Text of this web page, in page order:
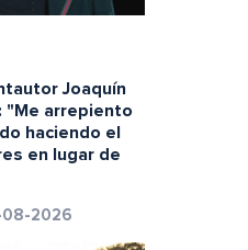
Joaquín
"Me arrepiento
haciendo el
en lugar de
2026